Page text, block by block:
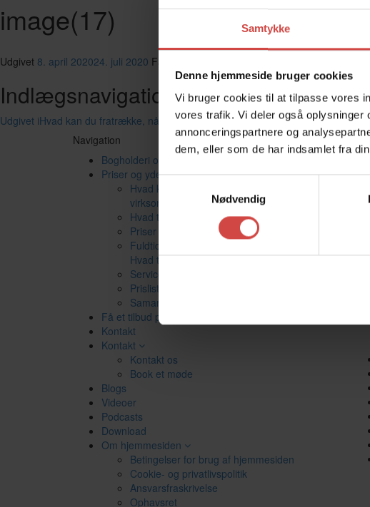
Samtykke
Denne hjemmeside bruger cookies
Vi bruger cookies til at tilpasse vores
vores trafik. Vi deler også oplysninger
annonceringspartnere og
dem, eller som de har indsamlet fra
Samtykkevalg
Nødvendig
image(17)
Udgivet 8. april 202024. juli 2020 Faktisk størrelse
Indlægsnavigation
Udgivet iHvad kan du fratrække, når du bruger en varevogn i din virksomhed?
Navigation
Bogholderi og lønregnskab
Priser og ydelser
Hvad kan vi tilbyde mindre og større
virksomheder?
Hvad tilbyder vi mindre virksomheder?
Priser for mindre virksomheder
Fuldtidsbogholder eller deltidsbogholder:
Hvad tilbyder vi større virksomheder?
Serviceydelser til større virksomheder
Prisliste for alle vores ydelser
Samarbejdsbetingelser
Få et tilbud på din løsning
Kontakt
Kontakt
Kontakt os
Book et møde
Blogs
Videoer
Podcasts
Download
Om hjemmesiden
Betingelser for brug af hjemmesiden
Cookie- og privatlivspolitik
Ansvarsfraskrivelse
Ophavsret